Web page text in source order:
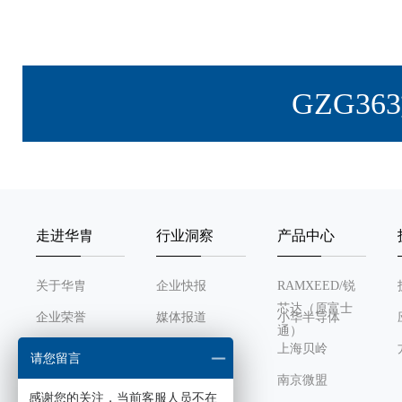
走进华胄
关于华胄
企业荣誉
发展历程
组织架构
行业洞察
企业快报
媒体报道
产品中心
RAMXEED/锐
芯达（原富士
通）
小华半导体
上海贝岭
南京微盟
请您留言
感谢您的关注，当前客服人员不在